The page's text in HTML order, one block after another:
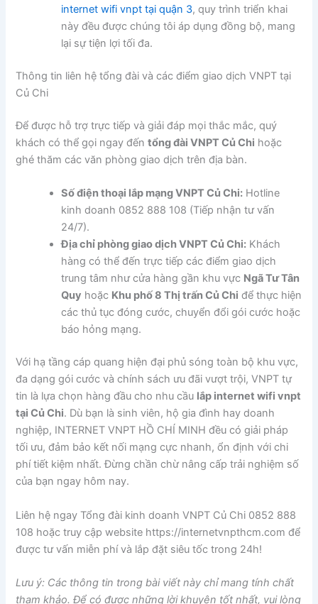
internet wifi vnpt tại quận 3, quy trình triển khai
này đều được chúng tôi áp dụng đồng bộ, mang
lại sự tiện lợi tối đa.
Thông tin liên hệ tổng đài và các điểm giao dịch VNPT tại
Củ Chi
Để được hỗ trợ trực tiếp và giải đáp mọi thắc mắc, quý
khách có thể gọi ngay đếntổng đài VNPT Củ Chi hoặc
ghé thăm các văn phòng giao dịch trên địa bàn.
Số điện thoại lắp mạng VNPT Củ Chi: Hotline
kinh doanh 0852 888 108 (Tiếp nhận tư vấn
24/7).
Địa chỉ phòng giao dịch VNPT Củ Chi: Khách
hàng có thể đến trực tiếp các điểm giao dịch
trung tâm như cửa hàng gần khu vực Ngã Tư Tân
Quy hoặc Khu phố 8 Thị trấn Củ Chi để thực hiện
các thủ tục đóng cước, chuyển đổi gói cước hoặc
báo hỏng mạng.
Với hạ tầng cáp quang hiện đại phủ sóng toàn bộ khu vực,
đa dạng gói cước và chính sách ưu đãi vượt trội, VNPT tự
tin là lựa chọn hàng đầu cho nhu cầu lắp internet wifi vnpt
tại Củ Chi. Dù bạn là sinh viên, hộ gia đình hay doanh
nghiệp, INTERNET VNPT HỒ CHÍ MINH đều có giải pháp
tối ưu, đảm bảo kết nối mạng cực nhanh, ổn định với chi
phí tiết kiệm nhất. Đừng chần chừ nâng cấp trải nghiệm số
của bạn ngay hôm nay.
Liên hệ ngay Tổng đài kinh doanh VNPT Củ Chi 0852 888
108 hoặc truy cập website https://internetvnpthcm.com để
được tư vấn miễn phí và lắp đặt siêu tốc trong 24h!
Lưu ý: Các thông tin trong bài viết này chỉ mang tính chất
tham khảo. Để có được những lời khuyên tốt nhất, vui lòng